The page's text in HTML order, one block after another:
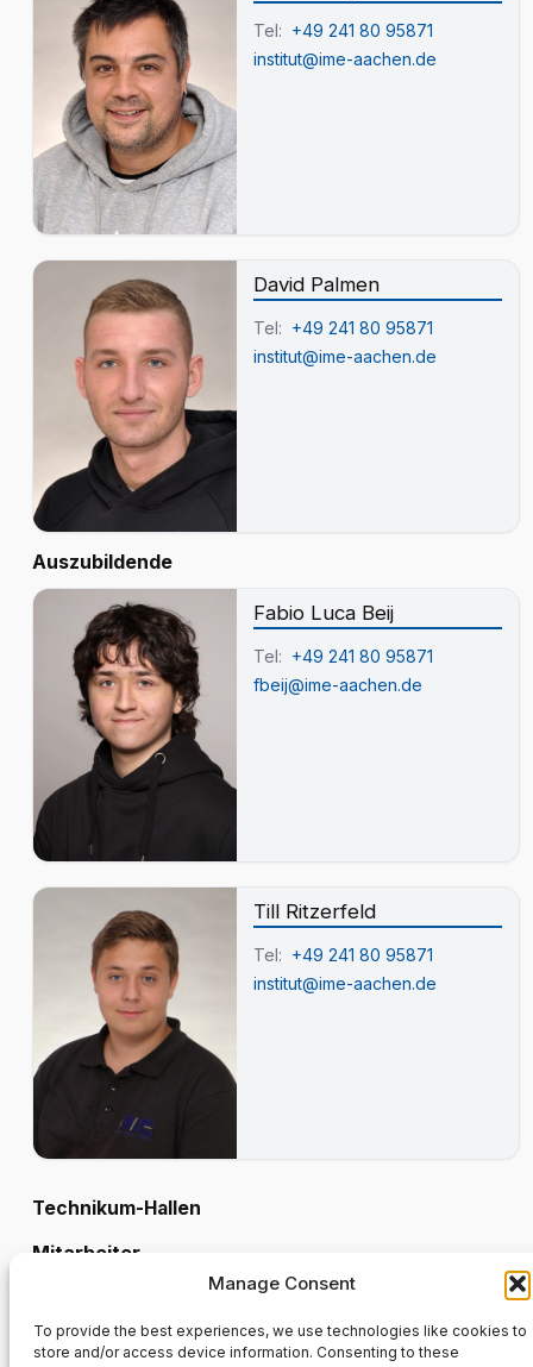
Manage Consent
To provide the best experiences, we use technologies like cookies to
store and/or access device information. Consenting to these
Tel: +49 241 80 95871
institut@ime-aachen.de
David Palmen
Tel: +49 241 80 95871
institut@ime-aachen.de
Auszubildende
Fabio Luca Beij
Tel: +49 241 80 95871
fbeij@ime-aachen.de
Till Ritzerfeld
Tel: +49 241 80 95871
institut@ime-aachen.de
Technikum-Hallen
Mitarbeiter
Tel: +49 241 80 95877